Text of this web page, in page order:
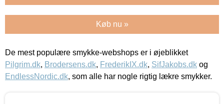
Køb nu »
De mest populære smykke-webshops er i øjeblikket
Pilgrim.dk, Brodersens.dk, FrederikIX.dk, SifJakobs.dk og
EndlessNordic.dk, som alle har nogle rigtig lækre smykker.